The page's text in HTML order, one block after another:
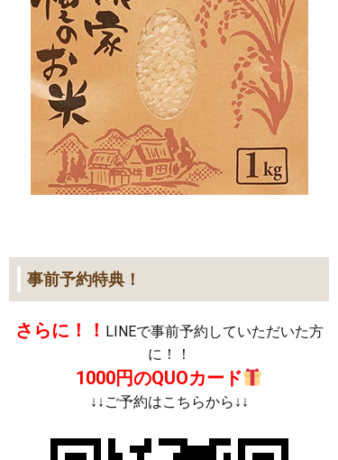
事前予約特典！
さらに！！ LINEで事前予約していただいた方
に！！
1000円のQUOカード
↓↓ご予約はこちらから↓↓